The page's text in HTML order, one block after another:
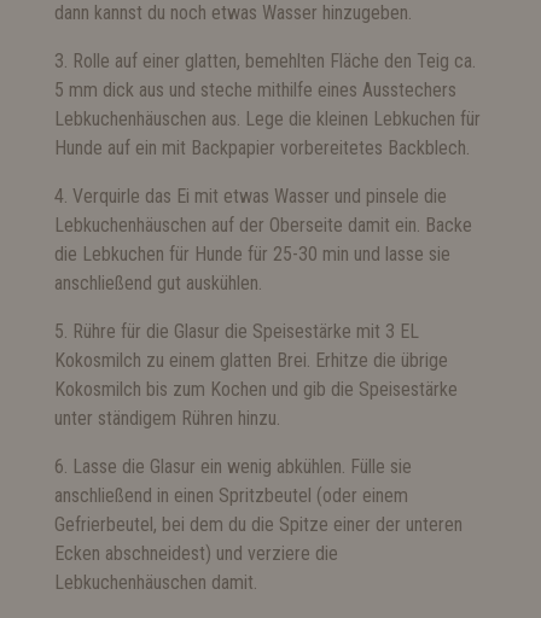
dann kannst du noch etwas Wasser hinzugeben.
3. Rolle auf einer glatten, bemehlten Fläche den Teig ca.
5 mm dick aus und steche mithilfe eines Ausstechers
Lebkuchenhäuschen aus. Lege die kleinen Lebkuchen für
Hunde auf ein mit Backpapier vorbereitetes Backblech.
4. Verquirle das Ei mit etwas Wasser und pinsele die
Lebkuchenhäuschen auf der Oberseite damit ein. Backe
die Lebkuchen für Hunde für 25-30 min und lasse sie
anschließend gut auskühlen.
5. Rühre für die Glasur die Speisestärke mit 3 EL
Kokosmilch zu einem glatten Brei. Erhitze die übrige
Kokosmilch bis zum Kochen und gib die Speisestärke
unter ständigem Rühren hinzu.
6. Lasse die Glasur ein wenig abkühlen. Fülle sie
anschließend in einen Spritzbeutel (oder einem
Gefrierbeutel, bei dem du die Spitze einer der unteren
Ecken abschneidest) und verziere die
Lebkuchenhäuschen damit.